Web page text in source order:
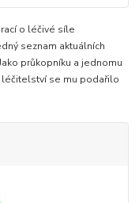
o léčivé síle
seznam aktuálních
průkopníku a jednomu
se mu podařilo